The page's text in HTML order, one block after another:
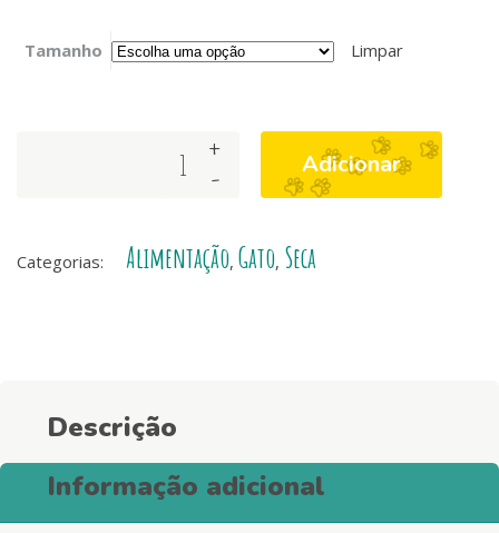
Tamanho Limpar
Tea
quantity
-
+ Adicionar
Categorias: Alimentação, Gato, Seca
Descrição
Informação adicional